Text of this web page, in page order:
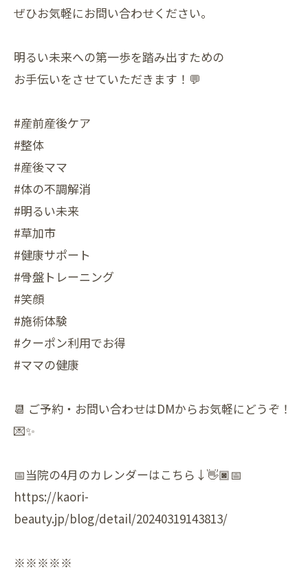
ぜひお気軽にお問い合わせください。
明るい未来への第一歩を踏み出すための
お手伝いをさせていただきます！💬
#産前産後ケア
#整体
#産後ママ
#体の不調解消
#明るい未来
#草加市
#健康サポート
#骨盤トレーニング
#笑顔
#施術体験
#クーポン利用でお得
#ママの健康
📆 ご予約・お問い合わせはDMからお気軽にどうぞ！
💌✨
📅当院の4月のカレンダーはこちら↓👋🏿📅
https://kaori-
beauty.jp/blog/detail/20240319143813/
※※※※※